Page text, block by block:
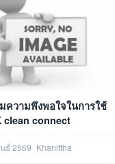
ความพึงพอใจในการใช้
clean connect
ธ์ 2569 Khanittha